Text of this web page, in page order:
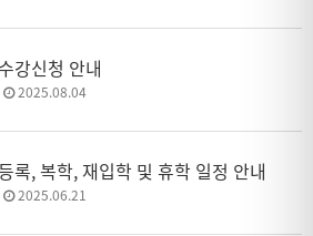
강신청 안내
2025.08.04
록, 복학, 재입학 및 휴학 일정 안내
2025.06.21